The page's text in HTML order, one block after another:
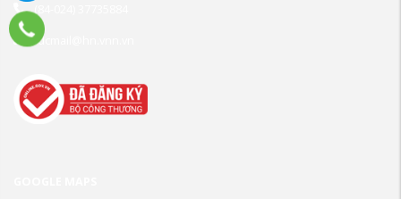
(84-024) 37735884
tdcmail@hn.vnn.vn